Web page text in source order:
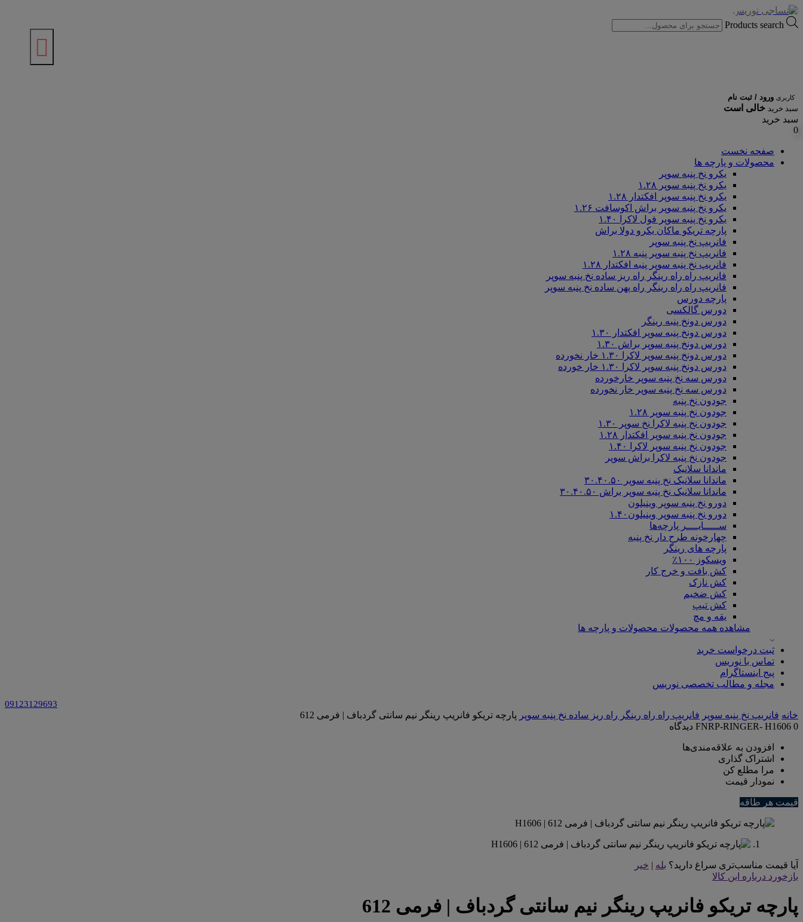
Products search
کاربری ورود / ثبت نام
سبد خرید خالی است
سبد خرید
0
صفحه نخست
محصولات و پارچه ها
یکرو نخ پنبه سوپر
یکرو نخ پنبه سوپر ۱.۲۸
یکرو نخ پنبه سوپر افکتدار ۱.۲۸
یکرو نخ پنبه سوپر براش اکوسافت ۱.۲۶
یکرو نخ پنبه سوپر فول لاکرا ۱.۴۰
پارچه تریکو ماکان یکرو دولا براش
فانریپ نخ پنبه سوپر
فانریپ نخ پنبه سوپر پنبه ۱.۲۸
فانریپ نخ پنبه سوپر پنبه افکتدار ۱.۲۸
فانریپ راه راه رینگر راه ریز ساده نخ پنبه سوپر
فانریپ راه راه رینگر راه پهن ساده نخ پنبه سوپر
پارچه دورس
دورس گالکسی
دورس دونخ پنبه رینگر
دورس دونخ پنبه سوپر افکتدار ۱.۳۰
دورس دونخ پنبه سوپر براش ۱.۳۰
دورس دونخ پنبه سوپر لاکرا ۱.۳۰ خار نخورده
دورس دونخ پنبه سوپر لاکرا ۱.۳۰ خار خورده
دورس سه نخ پنبه سوپر خارخورده
دورس سه نخ پنبه سوپر خار نخورده
جودون نخ پنبه
جودون نخ پنبه سوپر ۱.۲۸
جودون نخ پنبه لاکرا نخ سوپر ۱.۳۰
جودون نخ پنبه سوپر افکتدار ۱.۲۸
جودون نخ پنبه سوپر لاکرا ۱.۴۰
جودون نخ پنبه لاکرا براش سوپر
ماندانا سلانیک
ماندانا سلانیک نخ پنبه سوپر ۳۰.۴۰.۵۰
ماندانا سلانیک نخ پنبه سوپر براش ۳۰.۴۰.۵۰
دورو نخ پنبه سوپر وینیلون
دورو نخ پنبه سوپر وینیلون۱.۴۰
ســـــایــــر پارچه‌ها
چهارخونه طرح دار نخ پنبه
پارچه های رینگر
ویسکوز ۱۰۰٪
کش بافت و خرج کار
کش نازک
کش ضخیم
کش تیپ
یقه و مچ
مشاهده همه محصولات محصولات و پارچه ها
ثبت درخواست خرید
تماس با نوریس
پیج اینستاگرام
مجله و مطالب تخصصی نوریس
09123129693
خانه فانریپ نخ پنبه سوپر فانریپ راه راه رینگر راه ریز ساده نخ پنبه سوپر پارچه تریکو فانریپ رینگر نیم سانتی گردباف | فرمی 612
FNRP-RINGER- H1606 0 دیدگاه
افزودن به علاقه‌مندی‌ها
اشتراک گذاری
مرا مطلع کن
نمودار قیمت
قیمت هر طاقه
آیا قیمت مناسب‌تری سراغ دارید؟ بله | خیر
بازخورد درباره این کالا
پارچه تریکو فانریپ رینگر نیم سانتی گردباف | فرمی 612